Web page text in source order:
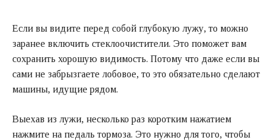
Если вы видите перед собой глубокую лужу, то можно
заранее включить стеклоочистители. Это поможет вам
сохранить хорошую видимость. Потому что даже если вы
сами не забрызгаете лобовое, то это обязательно сделают
машины, идущие рядом.
Выехав из лужи, несколько раз коротким нажатием
нажмите на педаль тормоза. Это нужно для того, чтобы